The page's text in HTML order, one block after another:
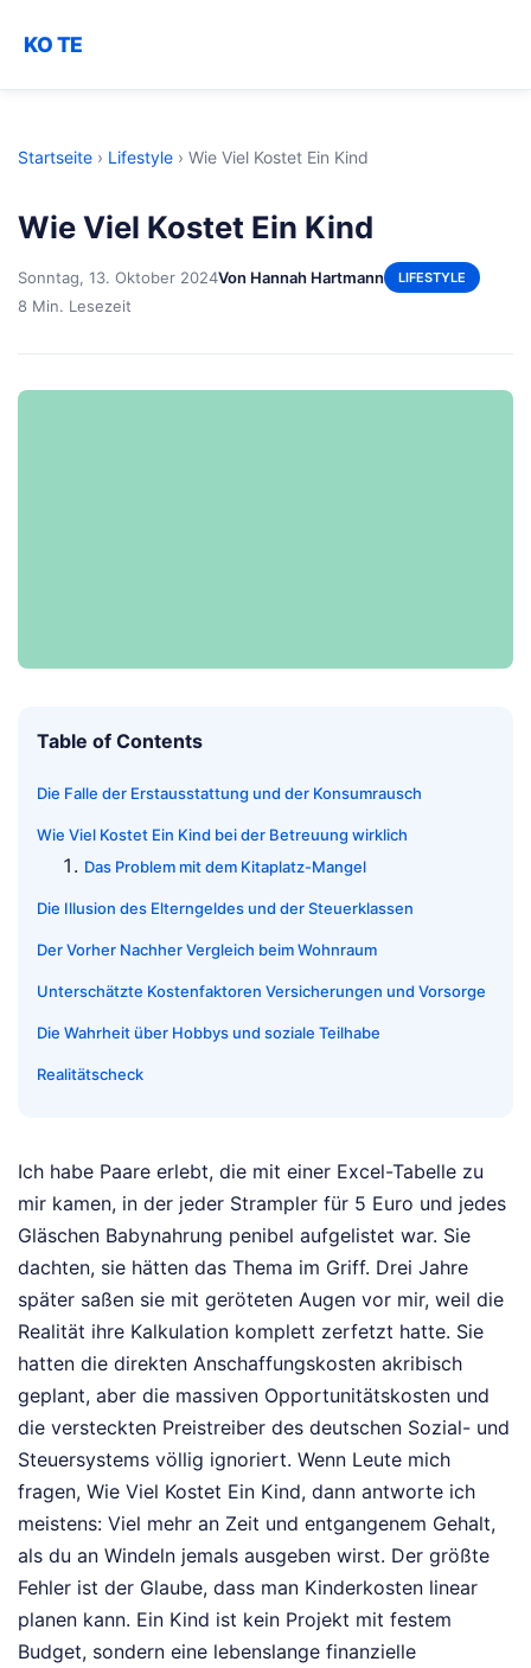
KO TE
Startseite › Lifestyle › Wie Viel Kostet Ein Kind
Wie Viel Kostet Ein Kind
Sonntag, 13. Oktober 2024Von Hannah Hartmann LIFESTYLE
8 Min. Lesezeit
Table of Contents
Die Falle der Erstausstattung und der Konsumrausch
Wie Viel Kostet Ein Kind bei der Betreuung wirklich
Das Problem mit dem Kitaplatz-Mangel
Die Illusion des Elterngeldes und der Steuerklassen
Der Vorher Nachher Vergleich beim Wohnraum
Unterschätzte Kostenfaktoren Versicherungen und Vorsorge
Die Wahrheit über Hobbys und soziale Teilhabe
Realitätscheck
Ich habe Paare erlebt, die mit einer Excel-Tabelle zu
mir kamen, in der jeder Strampler für 5 Euro und jedes
Gläschen Babynahrung penibel aufgelistet war. Sie
dachten, sie hätten das Thema im Griff. Drei Jahre
später saßen sie mit geröteten Augen vor mir, weil die
Realität ihre Kalkulation komplett zerfetzt hatte. Sie
hatten die direkten Anschaffungskosten akribisch
geplant, aber die massiven Opportunitätskosten und
die versteckten Preistreiber des deutschen Sozial- und
Steuersystems völlig ignoriert. Wenn Leute mich
fragen, Wie Viel Kostet Ein Kind, dann antworte ich
meistens: Viel mehr an Zeit und entgangenem Gehalt,
als du an Windeln jemals ausgeben wirst. Der größte
Fehler ist der Glaube, dass man Kinderkosten linear
planen kann. Ein Kind ist kein Projekt mit festem
Budget, sondern eine lebenslange finanzielle